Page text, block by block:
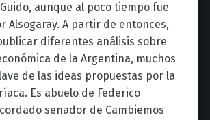
aunque al poco tiempo fue
Alsogaray. A partir de entonces,
diferentes análisis sobre
de la Argentina, muchos
de las ideas propuestas por la
Es abuelo de Federico
senador de Cambiemos